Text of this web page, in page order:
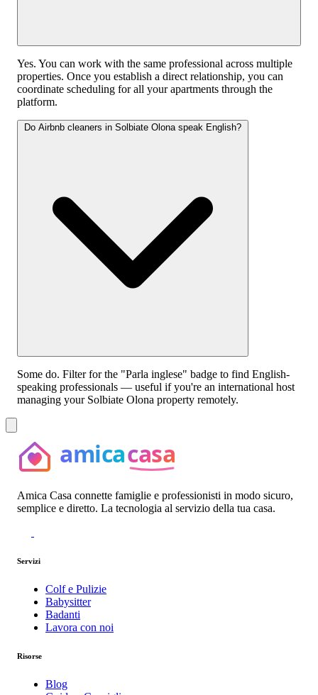
Yes. You can work with the same professional across multiple
properties. Once you establish a direct relationship, you can
coordinate scheduling for all your apartments through the
platform.
Do Airbnb cleaners in Solbiate Olona speak English?
Some do. Filter for the "Parla inglese" badge to find English-
speaking professionals — useful if you're an international host
managing your Solbiate Olona property remotely.
Amica Casa connette famiglie e professionisti in modo sicuro,
semplice e diretto. La tecnologia al servizio della tua casa.
Servizi
Colf e Pulizie
Babysitter
Badanti
Lavora con noi
Risorse
Blog